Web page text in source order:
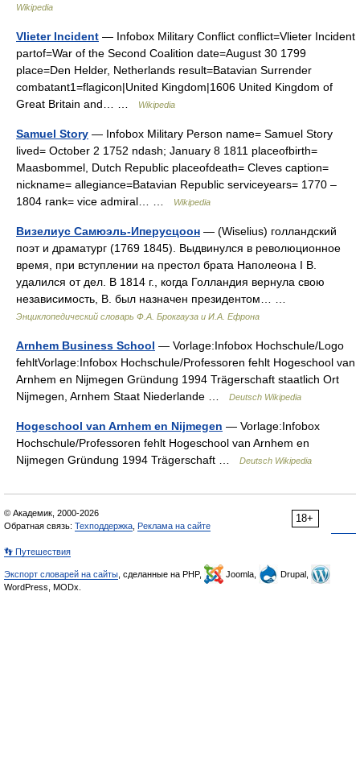
Wikipedia
Vlieter Incident — Infobox Military Conflict conflict=Vlieter Incident
partof=War of the Second Coalition date=August 30 1799
place=Den Helder, Netherlands result=Batavian Surrender
combatant1=flagicon|United Kingdom|1606 United Kingdom of
Great Britain and… …
Wikipedia
Samuel Story — Infobox Military Person name= Samuel Story
lived= October 2 1752 ndash; January 8 1811 placeofbirth=
Maasbommel, Dutch Republic placeofdeath= Cleves caption=
nickname= allegiance=Batavian Republic serviceyears= 1770 –
1804 rank= vice admiral… …
Wikipedia
Визелиус Самюэль-Иперусцоон — (Wiselius) голландский
поэт и драматург (1769 1845). Выдвинулся в революционное
время, при вступлении на престол брата Наполеона I В.
удалился от дел. В 1814 г., когда Голландия вернула свою
независимость, В. был назначен президентом… …
Энциклопедический словарь Ф.А. Брокгауза и И.А. Ефрона
Arnhem Business School — Vorlage:Infobox Hochschule/Logo
fehltVorlage:Infobox Hochschule/Professoren fehlt Hogeschool van
Arnhem en Nijmegen Gründung 1994 Trägerschaft staatlich Ort
Nijmegen, Arnhem Staat Niederlande …
Deutsch Wikipedia
Hogeschool van Arnhem en Nijmegen — Vorlage:Infobox
Hochschule/Professoren fehlt Hogeschool van Arnhem en
Nijmegen Gründung 1994 Trägerschaft …
Deutsch Wikipedia
18+
© Академик, 2000-2026
Обратная связь: Техподдержка Реклама на сайте
👣 Путешествия
Экспорт словарей на сайты , сделанные на PHP, Joomla,
Drupal,
WordPress, MODx.